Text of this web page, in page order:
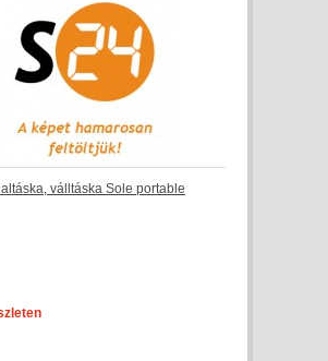
válltáska Sole portable